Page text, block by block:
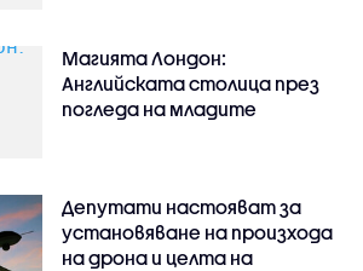
Магията Лондон:
Английската столица през
погледа на младите
Депутати настояват за
установяване на произхода
на дрона и целта на